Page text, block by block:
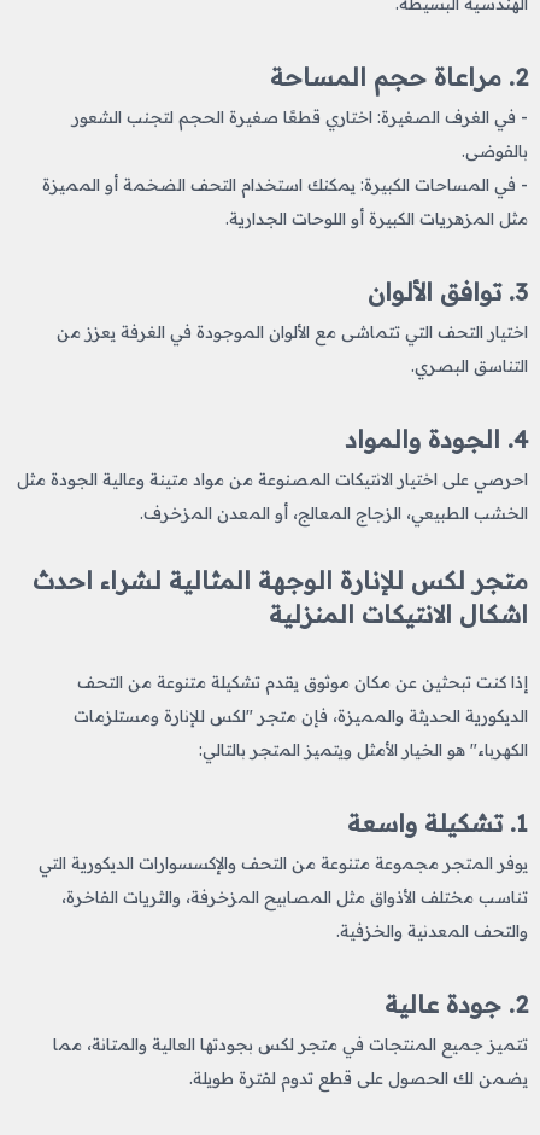
2. مراعاة حجم المساحة
- في الغرف الصغيرة: اختاري قطعًا صغيرة الحجم لتجنب الشعور
بالفوضى.
- في المساحات الكبيرة: يمكنك استخدام التحف الضخمة أو المميزة
مثل المزهريات الكبيرة أو اللوحات الجدارية.
3. توافق الألوان
اختيار التحف التي تتماشى مع الألوان الموجودة في الغرفة يعزز من
التناسق البصري.
4. الجودة والمواد
احرصي على اختيار الانتيكات المصنوعة من مواد متينة وعالية الجودة مثل
الخشب الطبيعي، الزجاج المعالج، أو المعدن المزخرف.
متجر لكس للإنارة الوجهة المثالية لشراء احدث
اشكال الانتيكات المنزلية
إذا كنت تبحثين عن مكان موثوق يقدم تشكيلة متنوعة من التحف
الديكورية الحديثة والمميزة، فإن متجر "لكس للإنارة ومستلزمات
الكهرباء" هو الخيار الأمثل ويتميز المتجر بالتالي:
1. تشكيلة واسعة
يوفر المتجر مجموعة متنوعة من التحف والإكسسوارات الديكورية التي
تناسب مختلف الأذواق مثل المصابيح المزخرفة، والثريات الفاخرة،
والتحف المعدنية والخزفية.
2. جودة عالية
تتميز جميع المنتجات في متجر لكس بجودتها العالية والمتانة، مما
يضمن لك الحصول على قطع تدوم لفترة طويلة.